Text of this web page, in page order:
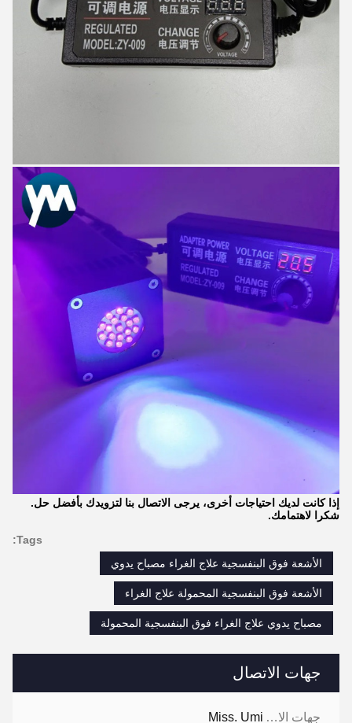
جهات الاتصال
جهات الاتصال: Miss. Umi
إذا كانت لديك احتياجات أخرى، يرجى الاتصال بنا لتزويدك بأفضل حل.
شكرا لاهتمامك.
Tags:
الأشعة فوق البنفسجية علاج الغراء مصباح يدوي
الأشعة فوق البنفسجية المحمولة علاج الغراء
مصباح يدوي علاج الغراء فوق البنفسجية المحمولة